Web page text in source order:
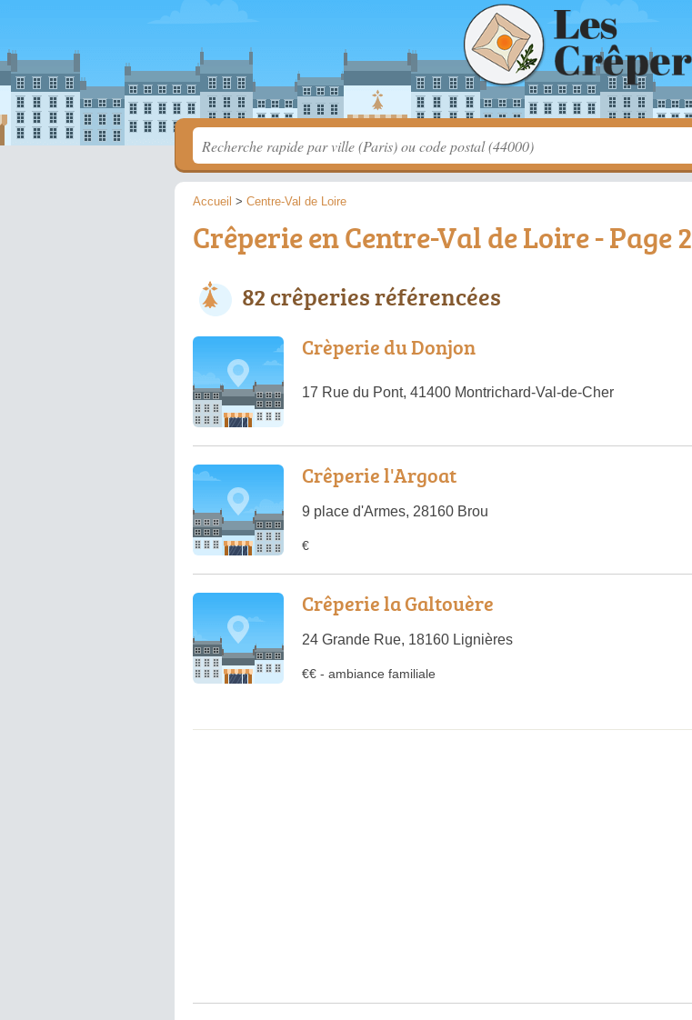
Accueil > Centre-Val de Loire
Crêperie en Centre-Val de Loire - Page 2
82 crêperies référencées
Crèperie du Donjon
17 Rue du Pont, 41400 Montrichard-Val-de-Cher
Crêperie l'Argoat
9 place d'Armes, 28160 Brou
€
Crêperie la Galtouère
24 Grande Rue, 18160 Lignières
€€ - ambiance familiale